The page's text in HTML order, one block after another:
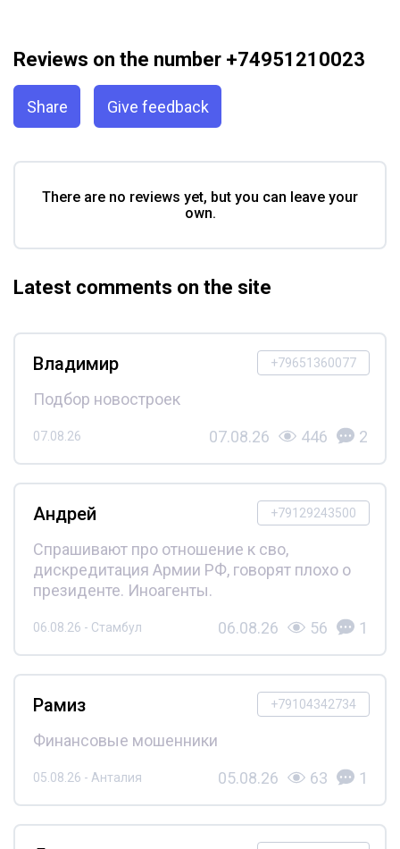
Reviews on the number +74951210023
Share Give feedback
There are no reviews yet, but you can leave your
own.
Latest comments on the site
+79651360077
Владимир
Подбор новостроек
07.08.26 07.08.26 446 2
+79129243500
Андрей
Спрашивают про отношение к сво,
дискредитация Армии РФ, говорят плохо о
президенте. Иноагенты.
06.08.26 - Стамбул 06.08.26 56 1
+79104342734
Рамиз
Финансовые мошенники
05.08.26 - Анталия 05.08.26 63 1